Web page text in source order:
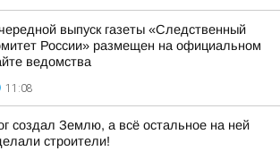
выпуск газеты «Следственный
России» размещен на официальном
ведомства
11:08
создал Землю, а всё остальное на ней
строители!